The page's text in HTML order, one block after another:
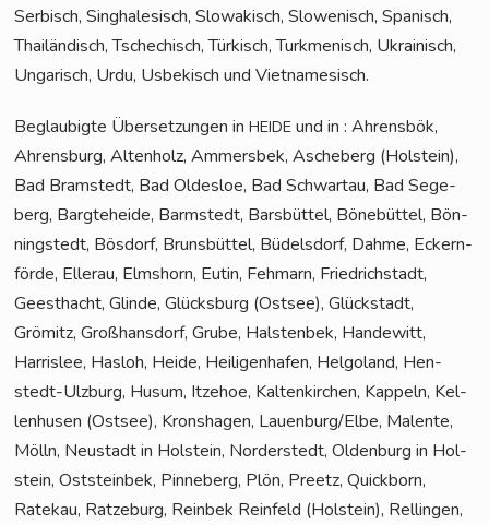
Ser­bisch, Sin­gha­le­sisch, Slo­wa­kisch, Slo­we­nisch, Spa­nisch,
Thai­län­disch, Tsche­chisch, Tür­kisch, Turk­me­ni­sch, Ukrai­nisch,
Unga­risch, Urdu, Usbe­kisch und Vietnamesisch.
Beglau­big­te Über­set­zun­gen inHEIDE und in : Ahrens­bök,
Ahrens­burg, Alten­holz, Ammers­bek, Asche­berg (Hol­stein),
Bad Bramstedt, Bad Oldes­loe, Bad Schwar­tau, Bad Sege­
berg, Barg­te­he­i­de, Barm­stedt, Bars­büt­tel, Böne­büt­tel, Bön­
ning­stedt, Bös­dorf, Bruns­büt­tel, Büdels­dorf, Dah­me, Eckern­
för­de, Eller­au, Elms­horn, Eutin, Feh­marn, Fried­rich­stadt,
Geest­hacht, Glin­de, Glücks­burg (Ost­see), Glück­stadt,
Grömitz, Groß­hans­dorf, Gru­be, Hals­ten­bek, Han­de­witt,
Harris­lee, Has­loh, Hei­de, Hei­li­gen­ha­fen, Hel­go­land, Hen­
stedt-Ulz­burg, Husum, Itze­hoe, Kal­ten­kir­chen, Kap­peln, Kel­
len­husen (Ost­see), Kronsha­gen, Lauenburg/Elbe, Malen­te,
Mölln, Neu­stadt in Hol­stein, Nor­der­stedt, Olden­burg in Hol­
stein, Ost­stein­bek, Pin­ne­berg, Plön, Preetz, Quick­born,
Rate­kau, Rat­ze­burg, Rein­bek Rein­feld (Hol­stein), Rel­lin­gen,